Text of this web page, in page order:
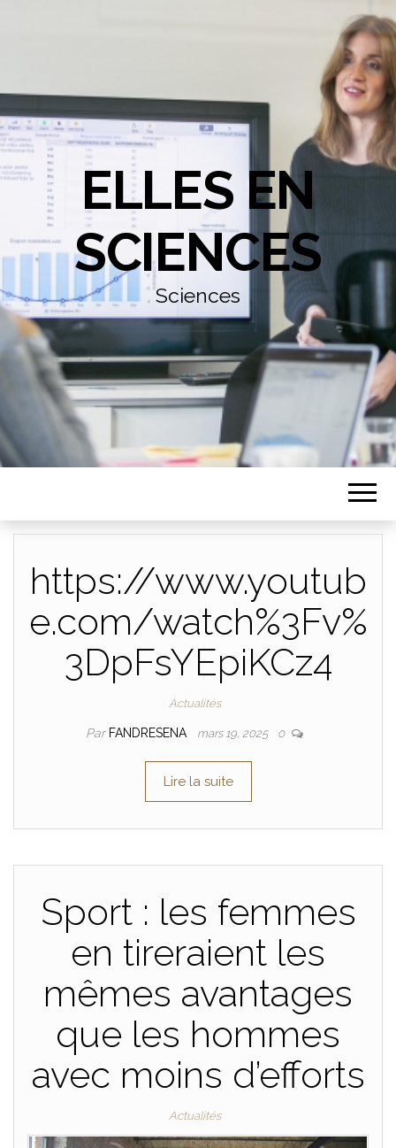
ELLES EN
SCIENCES
Sciences
https://www.youtub
e.com/watch%3Fv%
3DpFsYEpiKCz4
Actualités
Par FANDRESENA mars 19, 2025 0
Lire la suite
Sport : les femmes
en tireraient les
mêmes avantages
que les hommes
avec moins d’efforts
Actualités